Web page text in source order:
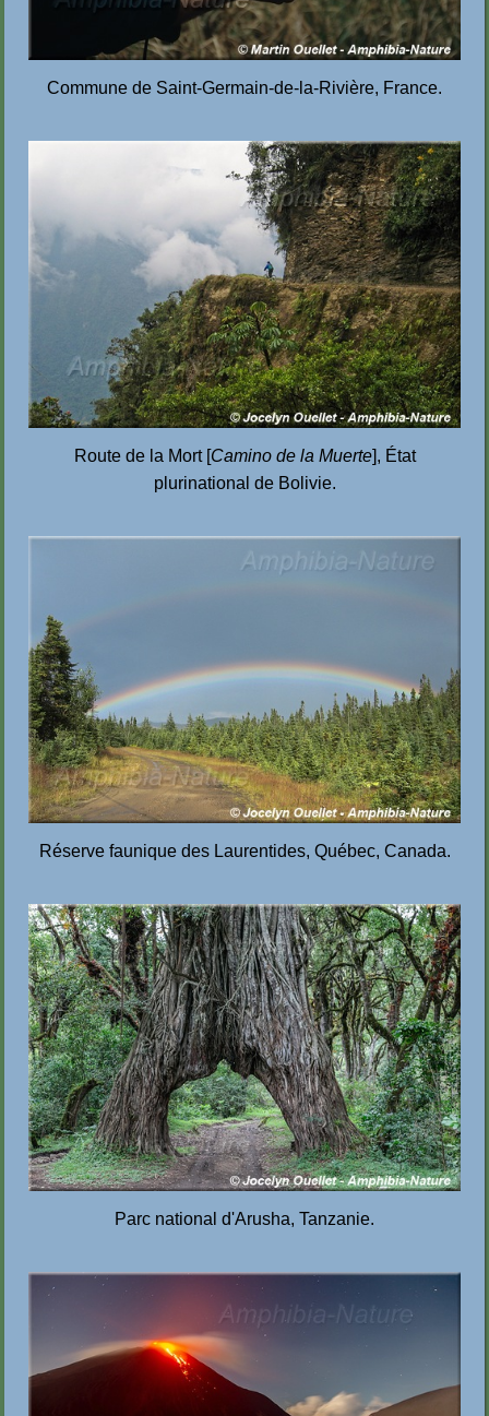
Commune de Saint-Germain-de-la-Rivière, France.
Route de la Mort [Camino de la Muerte], État
plurinational de Bolivie.
Réserve faunique des Laurentides, Québec, Canada.
Parc national d'Arusha, Tanzanie.